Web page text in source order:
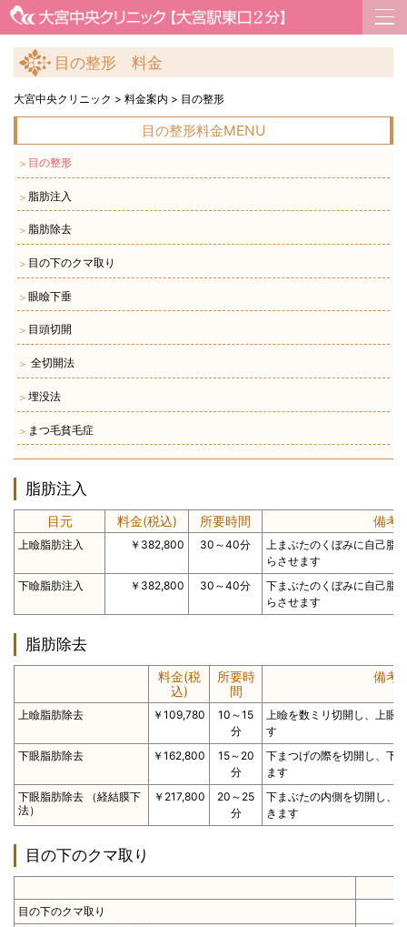
目の整形 料金
大宮中央クリニック > 料金案内 > 目の整形
目の整形料金MENU
＞ 目の整形
＞ 脂肪注入
＞脂肪除去
＞ 目の下のクマ取り
＞眼瞼下垂
＞ 目頭切開
＞ 全切開法
＞埋没法
＞ まつ毛貧毛症
脂肪注入
目元 料金(税込) 所要時間 備考
上瞼脂肪注入 ￥382,800 30～40分
上まぶたのくぼみに自己脂
らさせます
下瞼脂肪注入
￥382,800 30～40分
下まぶたのくぼみに自己脂
らさせます
脂肪除去
料金(税
込)
所要時
間
備考
上瞼脂肪除去 ￥109,780
10～15
分
上瞼を数ミリ切開し、上眼
す
下眼脂肪除去
￥162,800
15～20
分
下まつげの際を切開し、下
ます
下眼脂肪除去 （経結膜下
法）
￥217,800
20～25
分
下まぶたの内側を切開し、
きます
目の下のクマ取り
目の下のクマ取り